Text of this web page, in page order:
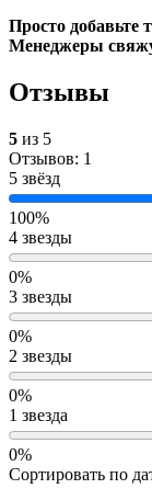
Просто добавьте
Менеджеры
Отзывы
5 из 5
Отзывов: 1
5 звёзд
100%
4 звезды
0%
3 звезды
0%
2 звезды
0%
1 звезда
0%
Сортировать по